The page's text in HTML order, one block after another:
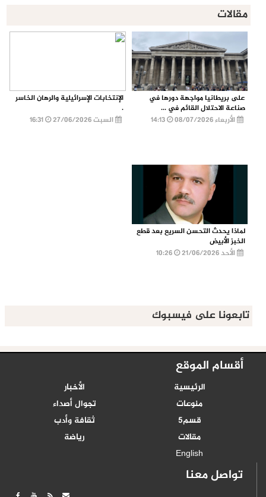
مقالات
على بريطانيا مواجهة دورها في
صناعة الاحتلال القائم في ...
الأربعاء 08/07/2026
الإنتخابات الإسرائيلية والرهان الخاسر
.
السبت 27/06/2026
16:31
لماذا يحدث التحسن السريع بعد قطع
الخبز الأبيض
الأحد 21/06/2026
تابعونا على فيسبوك
أقسام الموقع
الرئيسية
الأخبار
منوعات
تجوال أصداء
قسم5
ثقافة وأدب
مقالات
رياضة
English
تواصل معنا